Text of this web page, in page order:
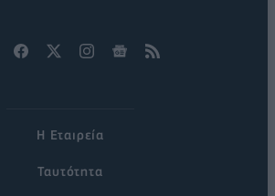
Η Εταιρεία
Ταυτότητα